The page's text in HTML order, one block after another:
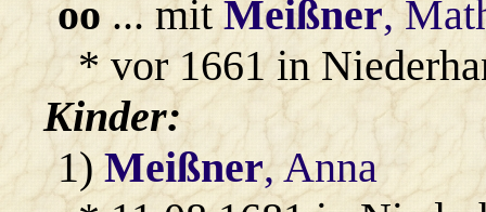
oo ... mitMeißner,
* vor 1661 in
Kinder:
1)Meißner, Anna